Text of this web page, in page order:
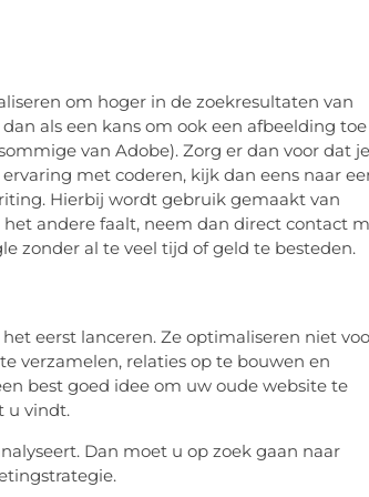
om hoger in de zoekresultaten van
als een kans om ook een afbeelding
van Adobe). Zorg er dan voor dat je
met coderen, kijk dan eens naar
Hierbij wordt gebruik gemaakt van
andere faalt, neem dan direct contact
zonder al te veel tijd of geld te besteden.
eerst lanceren. Ze optimaliseren niet
verzamelen, relaties op te bouwen en
best goed idee om uw oude website te
u vindt.
Dan moet u op zoek gaan naar